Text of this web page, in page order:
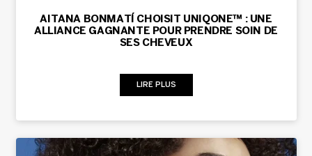
AITANA BONMATÍ CHOISIT UNIQONE™ : UNE
ALLIANCE GAGNANTE POUR PRENDRE SOIN DE
SES CHEVEUX
LIRE PLUS